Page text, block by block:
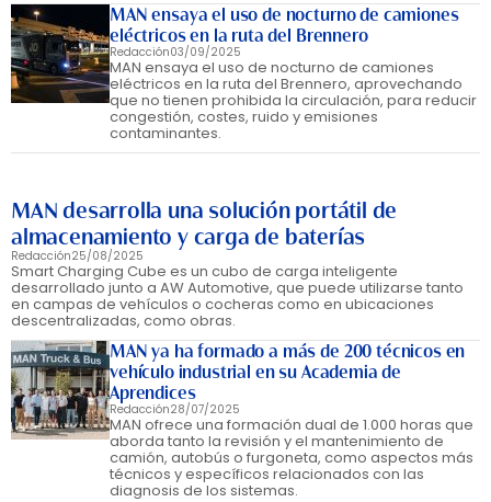
MAN ensaya el uso de nocturno de camiones
eléctricos en la ruta del Brennero
Redacción03/09/2025
MAN ensaya el uso de nocturno de camiones
eléctricos en la ruta del Brennero, aprovechando
que no tienen prohibida la circulación, para reducir
congestión, costes, ruido y emisiones
contaminantes.
MAN desarrolla una solución portátil de
almacenamiento y carga de baterías
Redacción25/08/2025
Smart Charging Cube es un cubo de carga inteligente
desarrollado junto a AW Automotive, que puede utilizarse tanto
en campas de vehículos o cocheras como en ubicaciones
descentralizadas, como obras.
MAN ya ha formado a más de 200 técnicos en
vehículo industrial en su Academia de
Aprendices
Redacción28/07/2025
MAN ofrece una formación dual de 1.000 horas que
aborda tanto la revisión y el mantenimiento de
camión, autobús o furgoneta, como aspectos más
técnicos y específicos relacionados con las
diagnosis de los sistemas.